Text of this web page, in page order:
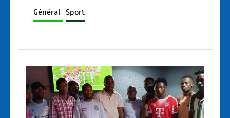
Général Sport